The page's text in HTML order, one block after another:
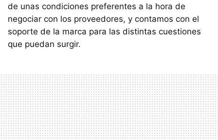
de unas condiciones preferentes a la hora de
negociar con los proveedores, y contamos con el
soporte de la marca para las distintas cuestiones
que puedan surgir.